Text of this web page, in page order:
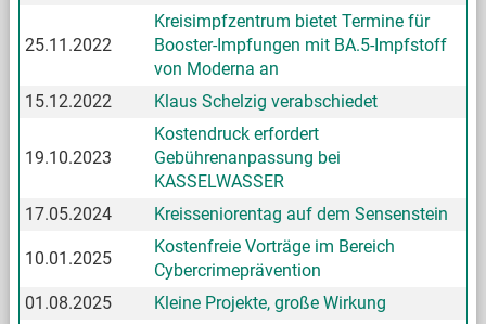
25.11.2022
Kreisimpfzentrum bietet Termine für
Booster-Impfungen mit BA.5-Impfstoff
von Moderna an
15.12.2022
Klaus Schelzig verabschiedet
19.10.2023
Kostendruck erfordert
Gebührenanpassung bei
KASSELWASSER
17.05.2024
Kreisseniorentag auf dem Sensenstein
10.01.2025
Kostenfreie Vorträge im Bereich
Cybercrimeprävention
01.08.2025
Kleine Projekte, große Wirkung